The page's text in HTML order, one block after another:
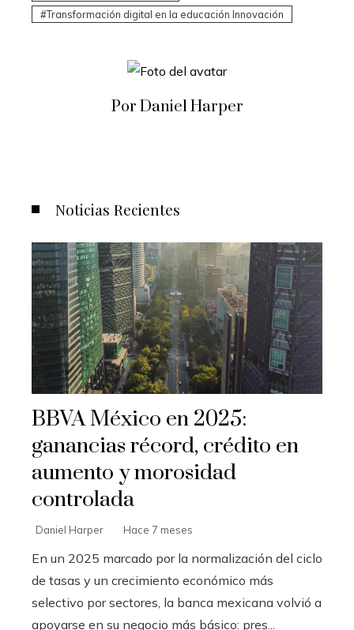
Transformación digital en la educación Innovación
Por Daniel Harper
Noticias Recientes
BBVA México en 2025:
ganancias récord, crédito en
aumento y morosidad
controlada
Daniel Harper Hace 7 meses
En un 2025 marcado por la normalización del ciclo
de tasas y un crecimiento económico más
selectivo por sectores, la banca mexicana volvió a
apoyarse en su negocio más básico: pres...